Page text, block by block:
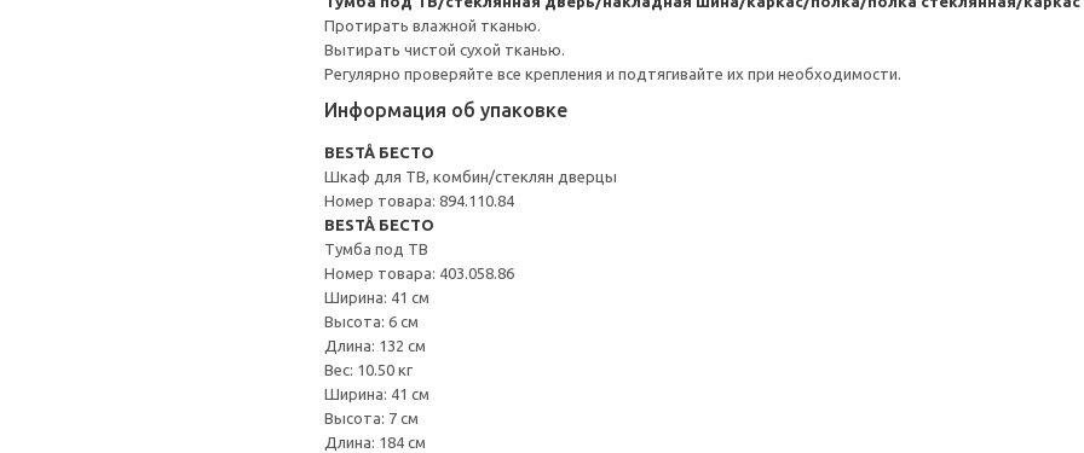
Протирать влажной тканью.
Вытирать чистой сухой тканью.
Регулярно проверяйте все крепления и подтягивайте их при необходимости.
Информация об упаковке
BESTÅ БЕСТО
Шкаф для ТВ, комбин/стеклян дверцы
Номер товара: 894.110.84
BESTÅ БЕСТО
Тумба под ТВ
Номер товара: 403.058.86
Ширина: 41 см
Высота: 6 см
Длина: 132 см
Вес: 10.50 кг
Ширина: 41 см
Высота: 7 см
Длина: 184 см